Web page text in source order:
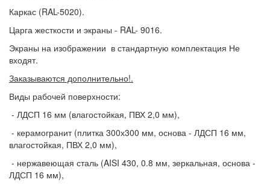
Каркас (RAL-5020).
Царга жесткости и экраны - RAL- 9016.
Экраны на изображении в стандартную комплектация Не
входят.
Заказываются дополнительно!.
Виды рабочей поверхности:
- ЛДСП 16 мм (влагостойкая, ПВХ 2,0 мм),
- керамогранит (плитка 300х300 мм, основа - ЛДСП 16 мм,
влагостойкая, ПВХ 2,0 мм),
- нержавеющая сталь (AISI 430, 0.8 мм, зеркальная, основа -
ЛДСП 16 мм),